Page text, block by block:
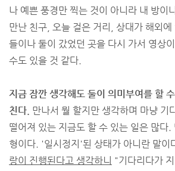
나 예쁜 풍경만 찍는 것이 아니라 내 방이
만난 친구, 오늘 걸은 거리, 상대가 해외에
들이나 둘이 갔었던 곳을 다시 가서 영상
수도 있을 것 같다.
지금 잠깐 생각해도 둘이 의미부여를 할
친다. 만나서 뭘 할지만 생각하며 마냥 기
떨어져 있는 지금도 할 수 있는 일은 많다.
형이다. '일시정지'된 상태가 아니란 말이
랑이 진행된다고 생각하니 "기다리다가